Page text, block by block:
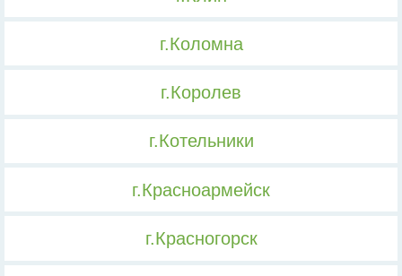
г.Коломна
г.Королев
г.Котельники
г.Красноармейск
г.Красногорск